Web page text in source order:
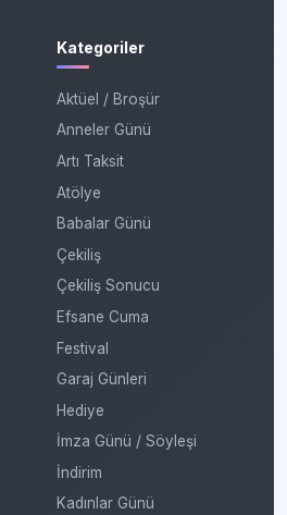
Kategoriler
Aktüel / Broşür
Anneler Günü
Artı Taksit
Atölye
Babalar Günü
Çekiliş
Çekiliş Sonucu
Efsane Cuma
Festival
Garaj Günleri
Hediye
İmza Günü / Söyleşi
İndirim
Kadınlar Günü